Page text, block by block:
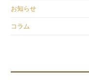
お知らせ
コラム